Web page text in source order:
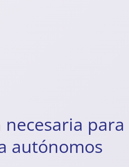
autónomos